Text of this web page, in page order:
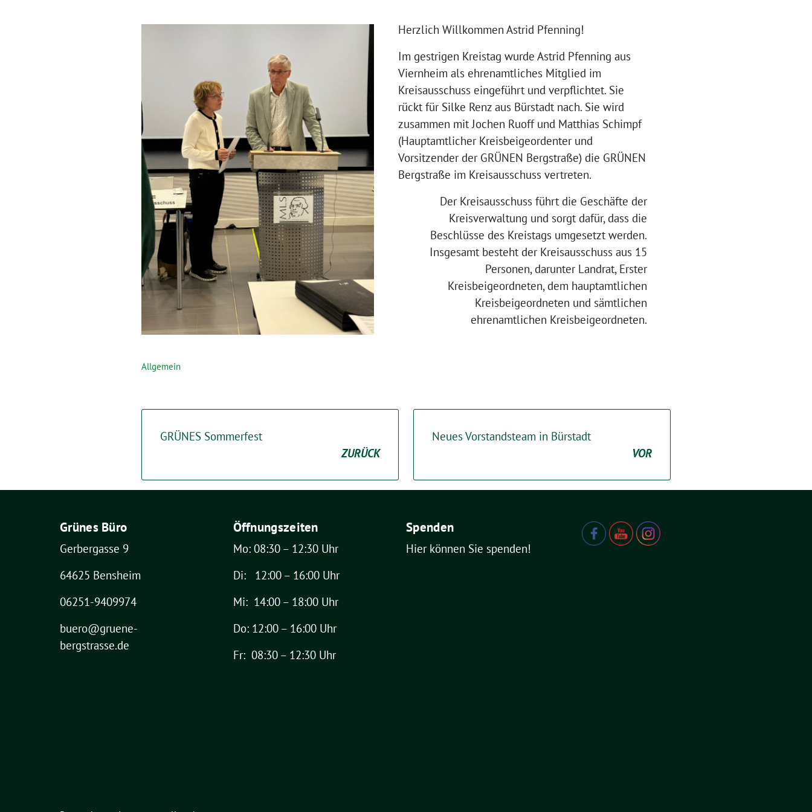
Herzlich Willkommen Astrid Pfenning!
Im gestrigen Kreistag wurde Astrid Pfenning aus
Viernheim als ehrenamtliches Mitglied im
Kreisausschuss eingeführt und verpflichtet. Sie
rückt für Silke Renz aus Bürstadt nach. Sie wird
zusammen mit Jochen Ruoff und Matthias Schimpf
(Hauptamtlicher Kreisbeigeordenter und
Vorsitzender der GRÜNEN Bergstraße) die GRÜNEN
Bergstraße im Kreisausschuss vertreten.
Der Kreisausschuss führt die Geschäfte der
Kreisverwaltung und sorgt dafür, dass die
Beschlüsse des Kreistags umgesetzt werden.
Insgesamt besteht der Kreisausschuss aus 15
Personen, darunter Landrat, Erster
Kreisbeigeordneten, dem hauptamtlichen
Kreisbeigeordneten und sämtlichen
ehrenamtlichen Kreisbeigeordneten.
Allgemein
GRÜNES Sommerfest
ZURÜCK
Neues Vorstandsteam in Bürstadt
VOR
Grünes Büro
Gerbergasse 9
64625 Bensheim
06251-9409974
buero@gruene-
bergstrasse.de
Öffnungszeiten
Mo: 08:30 – 12:30 Uhr
Di: 12:00 – 16:00 Uhr
Mi: 14:00 – 18:00 Uhr
Do: 12:00 – 16:00 Uhr
Fr: 08:30 – 12:30 Uhr
Spenden
Hier können Sie spenden!